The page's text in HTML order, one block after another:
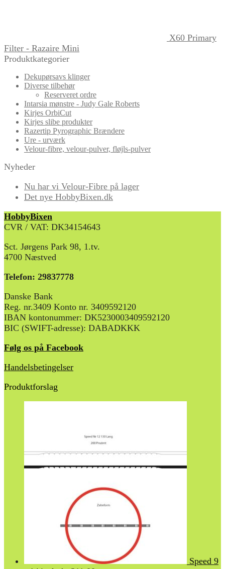
X60 Primary
Filter - Razaire Mini
Produktkategorier
Dekupørsavs klinger
Diverse tilbehør
Reserveret ordre
Intarsia mønstre - Judy Gale Roberts
Kirjes OrbiCut
Kirjes slibe produkter
Razertip Pyrographic Brændere
Ure - urværk
Velour-fibre, velour-pulver, fløjls-pulver
Nyheder
Nu har vi Velour-Fibre på lager
Det nye HobbyBixen.dk
HobbyBixen
CVR / VAT: DK34154643
Sct. Jørgens Park 98, 1.tv.
4700 Næstved
Telefon: 29837778
Danske Bank
Reg. nr.3409 Konto nr. 3409592120
IBAN kontonummer: DK5230003409592120
BIC (SWIFT-adresse): DABADKKK
Følg os på Facebook
Handelsbetingelser
Produktforslag
Speed 9